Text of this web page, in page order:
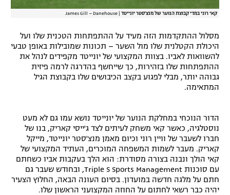
קאי רוני במדי קבוצת הנוער של מנצ'סטר יונייטד James Gill – Danehouse
מסלול ההתקדמות הזה מעיד על ההתפתחות הטכנית שלו ועל
היכולת הקטלנית שלו מול השער – תכונות שמובילות באופן טבעי
להשוואות לאביו. בצוות המקצועי של יונייטד מקפידים לנהל את
ההתפתחות שלו בזהירות, כך שייחשף בהדרגה לרמה פיזית
גבוהה יותר, מבלי לפגוע בקצב הכיבושים שלו בקבוצת הגיל
המתאימה.
הדור הנוכחי במחלקת הנוער של יונייטד נושא עמו גם לא מעט
נוסטלגיה, כאשר קאי משחק לעיתים לצד ג'ייסי קאריק, בנו של
חברו לשעבר של וויין רוני וכיום מאמן מנצ'סטר יונייטד, מייקל
קאריק. מעבר לשמות המשפחה המוכרים, העתיד המקצועי של
קאי הולך ונבנה בצורה מסודרת: הוא הלך בעקבות אביו כשחתם
עם סוכנות Triple S Sports Management, ובחודש שעבר גם
חתם על מלגה חדשה במועדון. בסיום העונה הבאה, החלוץ הצעיר
יהיה כבר רשאי לחתום על החוזה המקצועני הראשון שלו.